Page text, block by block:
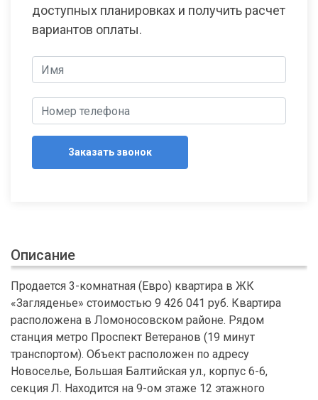
доступных планировках и получить расчет
вариантов оплаты.
Заказать звонок
Описание
Продается 3-комнатная (Евро) квартира в ЖК
«Загляденье» стоимостью 9 426 041 руб. Квартира
расположена в Ломоносовском районе. Рядом
станция метро Проспект Ветеранов (19 минут
транспортом). Объект расположен по адресу
Новоселье, Большая Балтийская ул., корпус 6-6,
секция Л. Находится на 9-ом этаже 12 этажного